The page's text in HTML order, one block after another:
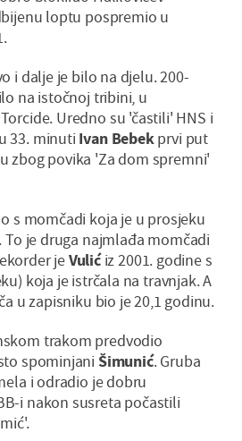
loptu pospremio u
i dalje je bilo na djelu. 200-
na istočnoj tribini, u
Uredno su 'častili' HNS i
33. minuti Ivan Bebekprvi put
zbog povika 'Za dom spremni'
s momčadi koja je u prosjeku
je druga najmlađa momčadi
jeVulićiz 2001. godine s
koja je istrčala na travnjak. A
u zapisniku bio je 20,1 godinu.
trakom predvodio
spominjani Šimunić. Gruba
i odradio je dobru
i nakon susreta počastili